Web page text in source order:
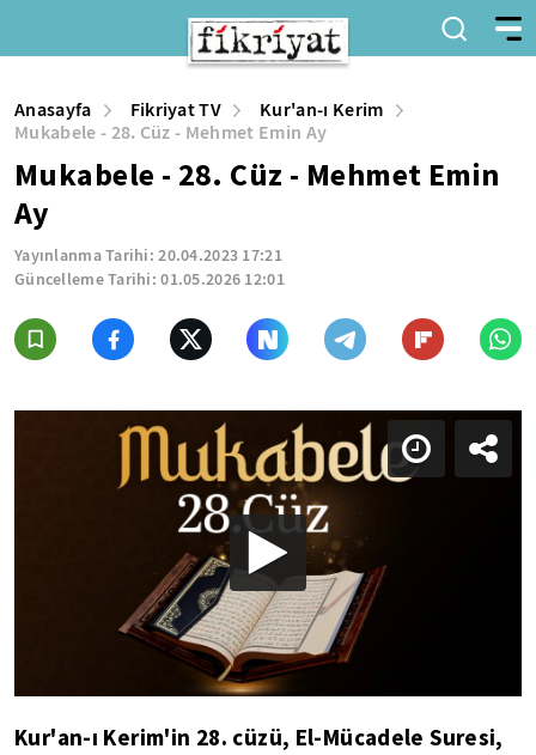
Anasayfa Fikriyat TV
Kur'an-ı Kerim
Mukabele - 28. Cüz - Mehmet Emin Ay
Mukabele - 28. Cüz - Mehmet Emin
Ay
Yayınlanma Tarihi:20.04.2023 17:21
Güncelleme Tarihi:01.05.2026 12:01
Kur'an-ı Kerim'in 28. cüzü, El-Mücadele Suresi,